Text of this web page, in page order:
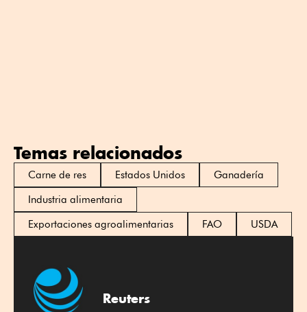
Temas relacionados
Carne de res Estados Unidos
Ganadería
Industria alimentaria
Exportaciones agroalimentarias
FAO USDA
Reuters